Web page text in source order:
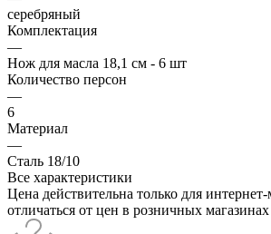
серебряный
Комплектация
—
Нож для масла 18,1 см - 6 шт
Количество персон
—
6
Материал
—
Сталь 18/10
Все характеристики
Цена действительна только для
отличаться от цен в розничных магазинах